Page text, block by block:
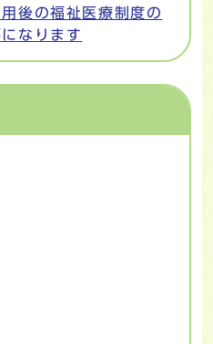
後の福祉医療制度の
なります